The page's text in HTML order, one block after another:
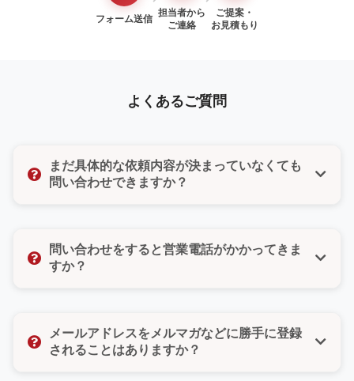
フォーム送信
担当者から
ご連絡
ご提案・
お見積もり
よくあるご質問
まだ具体的な依頼内容が決まっていなくても
問い合わせできますか？
たい」「ちょっとした質問だけでもいいのかな」そん
な気持ちでも大丈夫です。どんな小さなご相談でもお
問い合わせをすると営業電話がかかってきま
すか？
たしません。また、お問い合わせフォームではご希望
の連絡方法（電話・メール・どちらでもよい）をお選
メールアドレスをメルマガなどに勝手に登録
されることはありますか？